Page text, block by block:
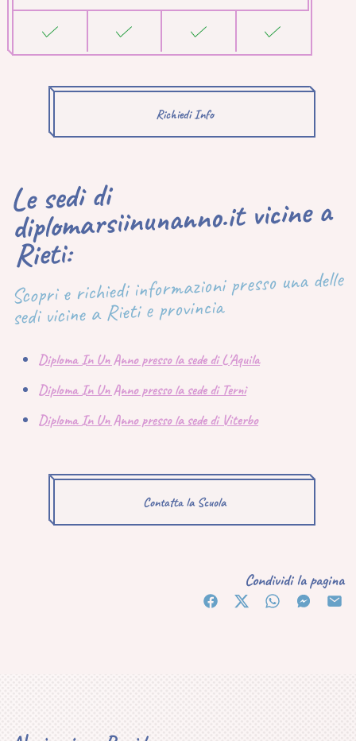
Richiedi Info
Le sedi di
diplomarsiinunanno.it vicine a
Rieti:
Scopri e richiedi informazioni presso una delle
sedi vicine a Rieti e provincia
Diploma In Un Anno presso la sede di L'Aquila
Diploma In Un Anno presso la sede di Terni
Diploma In Un Anno presso la sede di Viterbo
Contatta la Scuola
Condividi la pagina